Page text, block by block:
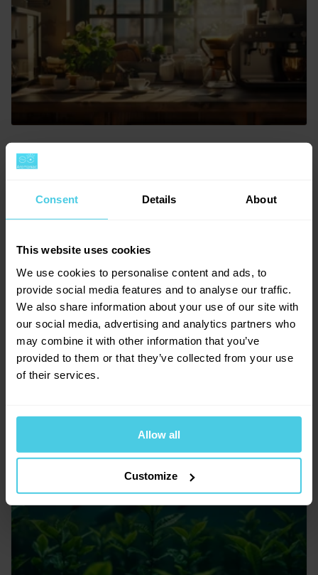
Consent Details About
This website uses cookies
We use cookies to personalise content and ads, to
provide social media features and to analyse our traffic.
We also share information about your use of our site with
our social media, advertising and analytics partners who
may combine it with other information that you’ve
provided to them or that they’ve collected from your use
of their services.
Allow all
Customize
Revoluční rozhodnutí OSN: káva
právem
2 minuty čtení
V historickém rozhodnutí, které změní ráno milionů lidí po
celém světě, Organizace spojených národů
(OSN) prohlásila kávu za základní lidské právo. Tento
nevídaný krok přichází jako odpověď na rostoucí důkazy o
pozitivním vlivu kávy na fyzické i psychické zdraví lidí. OSN
ve svém prohlášení zdůrazňuje, že přístup ke kvalitní kávě
by neměl být luxusem vyhrazeným jen pro některé, ale